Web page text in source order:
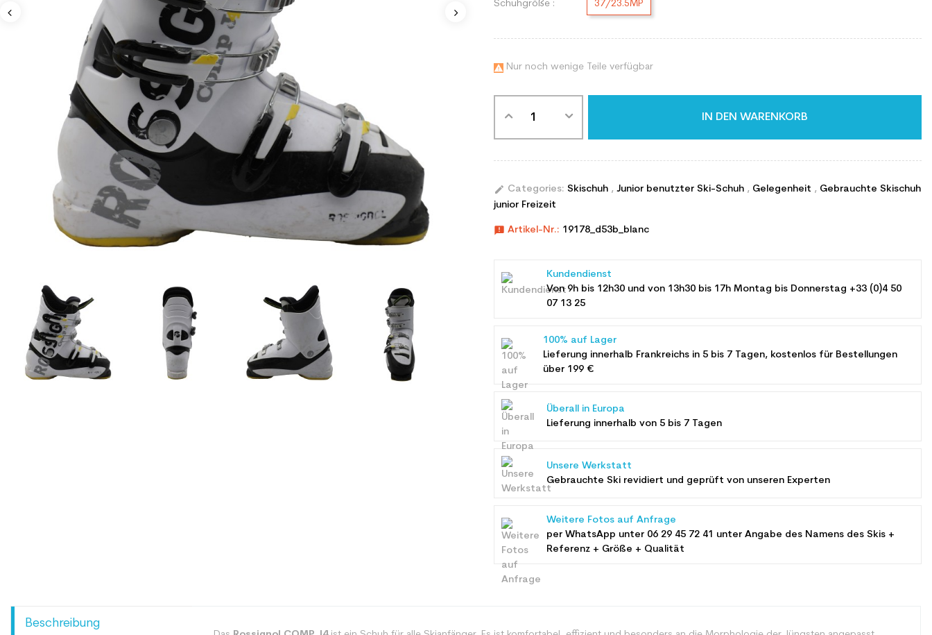
Schuhgröße : 37/23.5MP
 Nur noch wenige Teile verfügbar
IN DEN WARENKORB
edit Categories: Skischuh , Junior benutzter Ski-Schuh , Gelegenheit , Gebrauchte Skischuh
junior Freizeit
announcement Artikel-Nr.: 19178_d53b_blanc
Kundendienst
Von 9h bis 12h30 und von 13h30 bis 17h Montag bis Donnerstag +33 (0)4 50
07 13 25
100% auf Lager
Lieferung innerhalb Frankreichs in 5 bis 7 Tagen, kostenlos für Bestellungen
über 199 €
Überall in Europa
Lieferung innerhalb von 5 bis 7 Tagen
Unsere Werkstatt
Gebrauchte Ski revidiert und geprüft von unseren Experten
Weitere Fotos auf Anfrage
per WhatsApp unter 06 29 45 72 41 unter Angabe des Namens des Skis +
Referenz + Größe + Qualität
Beschreibung